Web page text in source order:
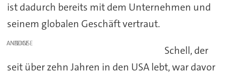
ist dadurch bereits mit dem Unternehmen und
seinem globalen Geschäft vertraut.
ANZEIGE
Schell, der
seit über zehn Jahren in den USA lebt, war davor